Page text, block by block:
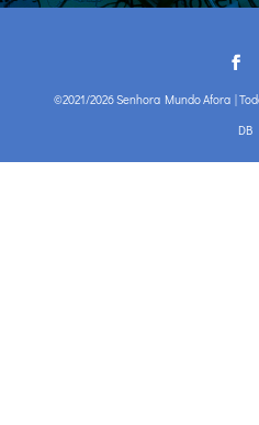
©2021/2026 Senhora Mundo Afora |
DB